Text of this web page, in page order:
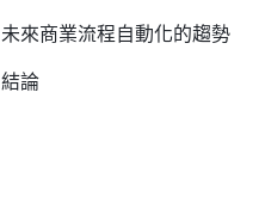
未來商業流程自動化的趨勢
結論